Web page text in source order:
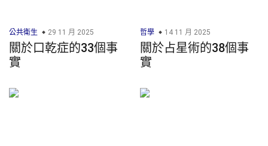
公共衛生 29 11 月 2025
關於口乾症的33個事
實
哲學 14 11 月 2025
關於占星術的38個事
實